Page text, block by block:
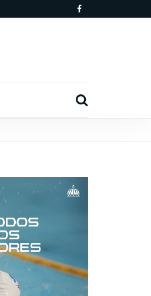
b
Search